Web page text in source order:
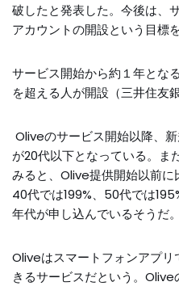
破したと発表した。今後は、
アカウントの開設という目標
サービス開始から約１年とな
を超える人が開設（三井住友
Oliveのサービス開始以降、
が20代以下となっている。ま
みると、Olive提供開始以前に
40代では199%、50代では
年代が申し込んでいるそうだ。
Oliveはスマートフォンアプ
きるサービスだという。